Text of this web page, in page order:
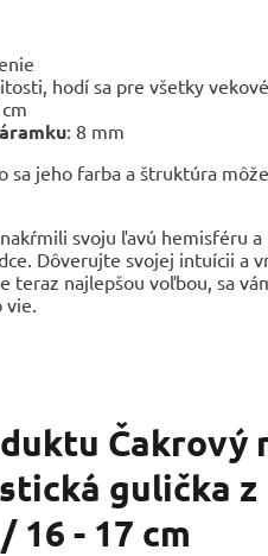
hodí sa pre všetky
: 8 mm
sa jeho farba a štruktúra
svoju ľavú hemisféru
Dôverujte svojej intuícii a
teraz najlepšou voľbou, sa
Čakrový
gulička
16 - 17 cm